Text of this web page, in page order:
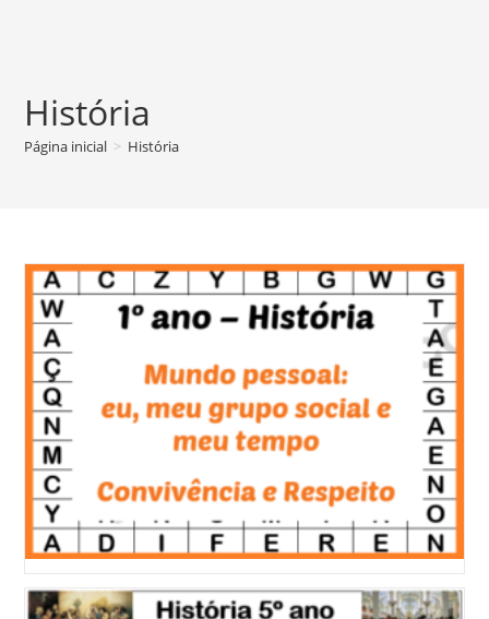
História
Página inicial > História